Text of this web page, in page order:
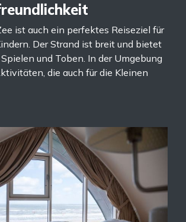
ist auch ein perfektes Reiseziel für
Der Strand ist breit und bietet
und Toben. In der Umgebung
die auch für die Kleinen